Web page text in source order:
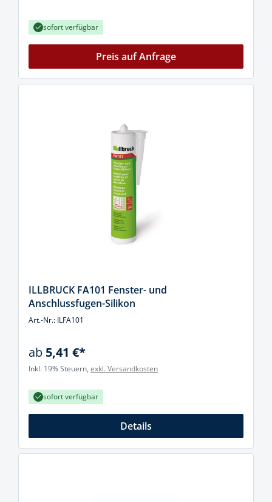
sofort verfügbar
Preis auf Anfrage
ILLBRUCK FA101 Fenster- und
Anschlussfugen-Silikon
Art.-Nr.: ILFA101
ab 5,41 €*
Inkl. 19% Steuern, exkl. Versandkosten
sofort verfügbar
Details